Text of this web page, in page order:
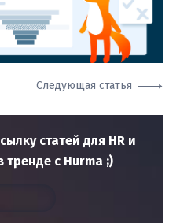
Следующая статья
статей для HR и
тренде с Hurma ;)